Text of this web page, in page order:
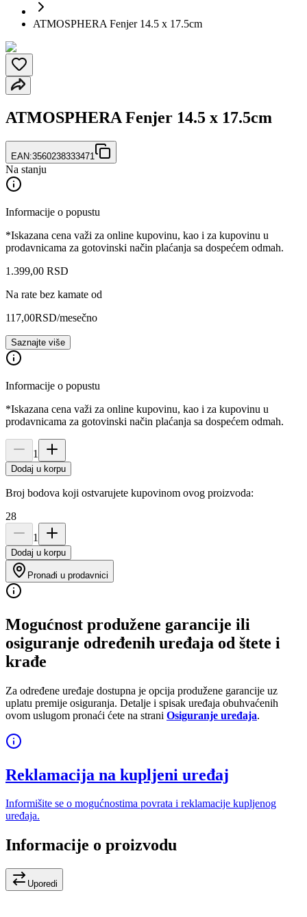
ATMOSPHERA Fenjer 14.5 x 17.5cm
ATMOSPHERA Fenjer 14.5 x 17.5cm
EAN:3560238333471
Na stanju
Informacije o popustu
*Iskazana cena važi za online kupovinu, kao i za kupovinu u
prodavnicama za gotovinski način plaćanja sa dospećem odmah.
1.399,00 RSD
Na rate bez kamate od
117,00RSD/mesečno
Saznajte više
Informacije o popustu
*Iskazana cena važi za online kupovinu, kao i za kupovinu u
prodavnicama za gotovinski način plaćanja sa dospećem odmah.
1
Dodaj u korpu
Broj bodova koji ostvarujete kupovinom ovog proizvoda:
28
1
Dodaj u korpu
Pronađi u prodavnici
Mogućnost produžene garancije ili
osiguranje određenih uređaja od štete i
krađe
Za određene uređaje dostupna je opcija produžene garancije uz
uplatu premije osiguranja. Detalje i spisak uređaja obuhvaćenih
ovom uslugom pronaći ćete na strani Osiguranje uređaja.
Reklamacija na kupljeni uređaj
Informišite se o mogućnostima povrata i reklamacije kupljenog
uređaja.
Informacije o proizvodu
Uporedi